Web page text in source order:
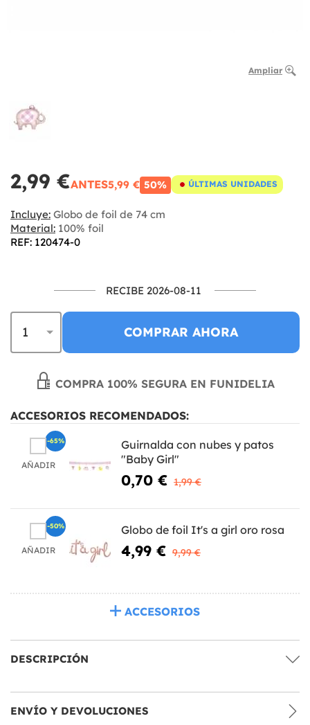
Ampliar
2,99 €ANTES5,99 € 50% ÚLTIMAS UNIDADES
Incluye: Globo de foil de 74 cm
Material: 100% foil
REF: 120474-0
RECIBE 2026-08-11
COMPRAR AHORA
COMPRA 100% SEGURA EN FUNIDELIA
ACCESORIOS RECOMENDADOS:
AÑADIR
Guirnalda con nubes y patos
"Baby Girl"
0,70 € 1,99 €
-65%
AÑADIR
Globo de foil It's a girl oro rosa
4,99 € 9,99 €
-50%
ACCESORIOS
DESCRIPCIÓN
ENVÍO Y DEVOLUCIONES